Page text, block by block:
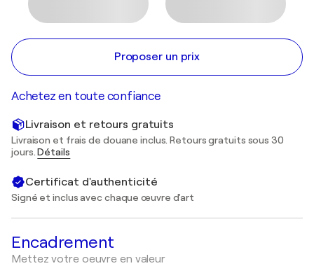
Proposer un prix
Achetez en toute confiance
Livraison et retours gratuits
Livraison et frais de douane inclus. Retours gratuits sous 30
jours.Détails
Certificat d'authenticité
Signé et inclus avec chaque œuvre d'art
Encadrement
Mettez votre oeuvre en valeur